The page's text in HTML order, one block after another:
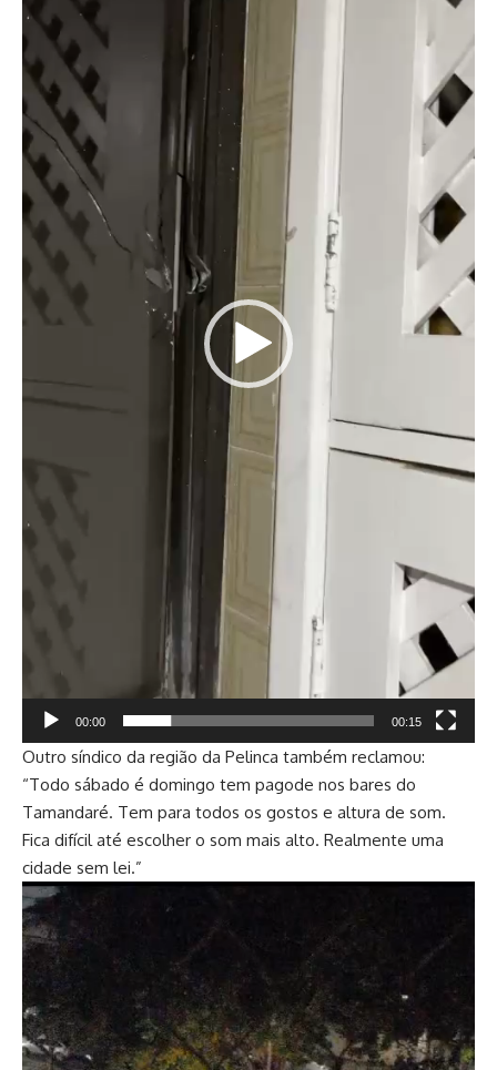
vídeo
00:00 00:15
Outro síndico da região da Pelinca também reclamou:
“Todo sábado é domingo tem pagode nos bares do
Tamandaré. Tem para todos os gostos e altura de som.
Fica difícil até escolher o som mais alto. Realmente uma
cidade sem lei.”
Tocador
de
vídeo